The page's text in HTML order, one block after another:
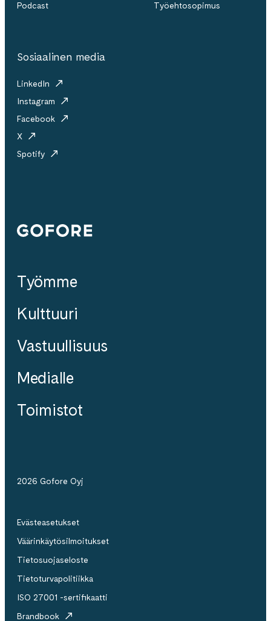
Podcast
Työehtosopimus
Sosiaalinen media
LinkedIn
Instagram
Facebook
X
Spotify
Gofore
Työmme
Kulttuuri
Vastuullisuus
Medialle
Toimistot
2026 Gofore Oyj
Evästeasetukset
Väärinkäytösilmoitukset
Tietosuojaseloste
Tietoturvapolitiikka
ISO 27001 -sertifikaatti
Brandbook